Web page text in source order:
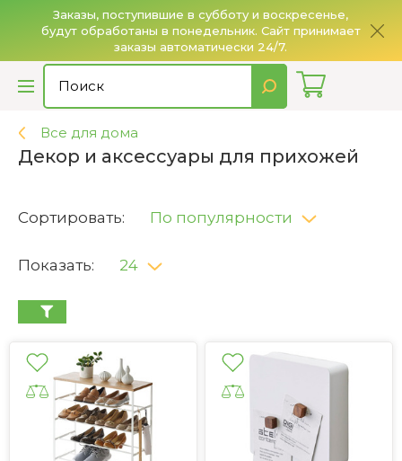
Заказы, поступившие в субботу и воскресенье,
будут обработаны в понедельник. Сайт принимает
заказы автоматически 24/7.
Все для дома
Декор и аксессуары для прихожей
Сортировать: По популярности
Показать: 24